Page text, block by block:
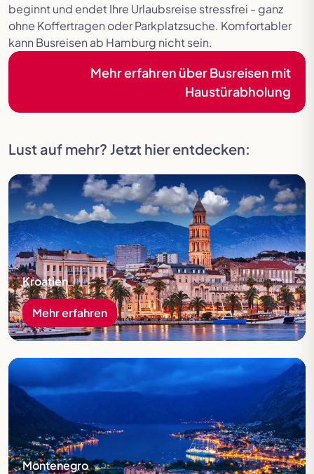
beginnt und endet Ihre Urlaubsreise stressfrei - ganz
ohne Koffertragen oder Parkplatzsuche. Komfortabler
kann Busreisen ab Hamburg nicht sein.
Mehr erfahren über Busreisen mit
Haustürabholung
Lust auf mehr? Jetzt hier entdecken:
Mehr erfahren
Kroatien
Mehr erfahren
Mehr erfahren
Montenegro